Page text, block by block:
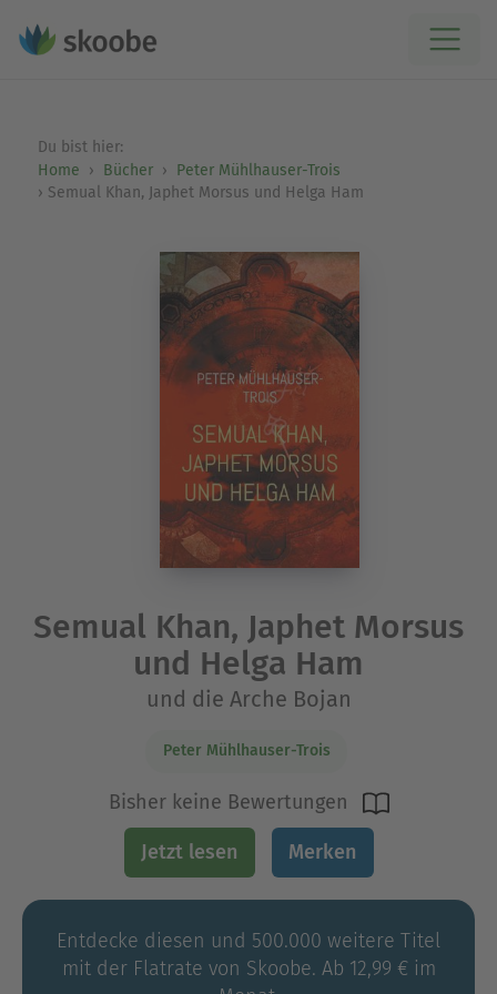
Du bist hier:
Home
Bücher
Peter Mühlhauser-Trois
Semual Khan, Japhet Morsus und Helga Ham
Semual Khan, Japhet Morsus
und Helga Ham
und die Arche Bojan
Peter Mühlhauser-Trois
Bisher keine Bewertungen
Jetzt lesen Merken
Entdecke diesen und 500.000 weitere Titel
mit der Flatrate von Skoobe. Ab 12,99 € im